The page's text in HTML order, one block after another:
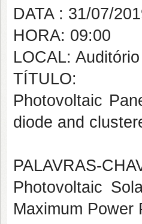
DATA : 31/07/
HORA: 09:00
LOCAL:
TÍTULO:
Photovoltaic
diode and
PALAVRAS-
Photovoltaic
Maximum Power